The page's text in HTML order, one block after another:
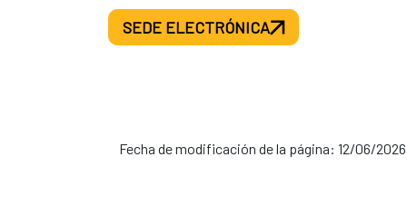
SEDE ELECTRÓNICA
Fecha de modificación de la página: 12/06/2026